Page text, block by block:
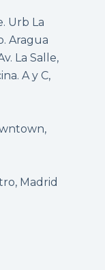
Urb La
Aragua
La Salle,
A y C,
Madrid